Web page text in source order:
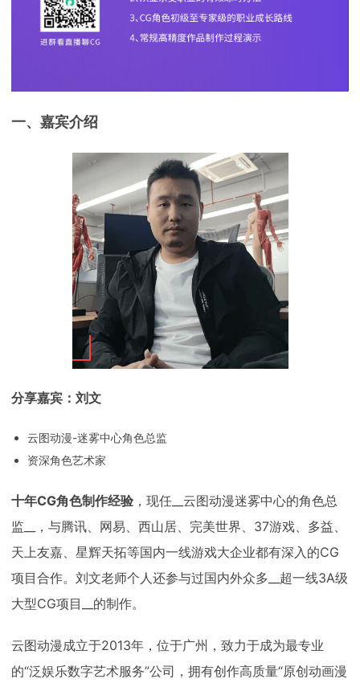
一、嘉宾介绍
分享嘉宾：刘文
云图动漫-迷雾中心角色总监
资深角色艺术家
十年CG角色制作经验 ，现任__云图动漫迷雾中心的角色总
监__，与腾讯、网易、西山居、完美世界、37游戏、多益、
天上友嘉、星辉天拓等国内一线游戏大企业都有深入的CG
项目合作。刘文老师个人还参与过国内外众多__超一线3A级
大型CG项目__的制作。
云图动漫成立于2013年，位于广州，致力于成为最专业
的“泛娱乐数字艺术服务”公司，拥有创作高质量“原创动画漫